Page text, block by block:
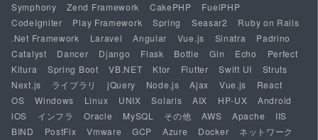
Symphony
Zend Framework CakePHP
FuelPHP
CodeIgniter
Play Framework Spring Seasar2
Ruby on Rails
.Net Framework
Laravel Angular Vue.js Sinatra
Padrino
Catalyst
Dancer Django Flask Bottle Gin Echo
Perfect
Kitura
Spring Boot VB.NET Ktor Flutter Swift UI
Struts
Next.js
ライブラリ jQuery Node.js Ajax Vue.js
React
OS
Windows Linux UNIX Solaris AIX HP-UX
Android
iOS
インフラ Oracle MySQL その他 AWS Apache
IIS
BIND
PostFix Vmware GCP Azure Docker
ネットワーク